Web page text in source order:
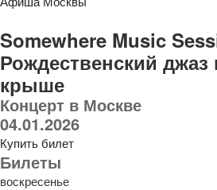
Somewhere Music
Рождественский джаз
крыше
Концерт в Москве
04.01.2026
Купить билет
Билеты
воскресенье